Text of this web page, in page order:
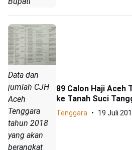
Data dan
jumlah CJH
Aceh
Tenggara
tahun 2018
yang akan
berangkat
89 Calon Haji Aceh
ke Tanah Suci
Tenggara 19 Juli